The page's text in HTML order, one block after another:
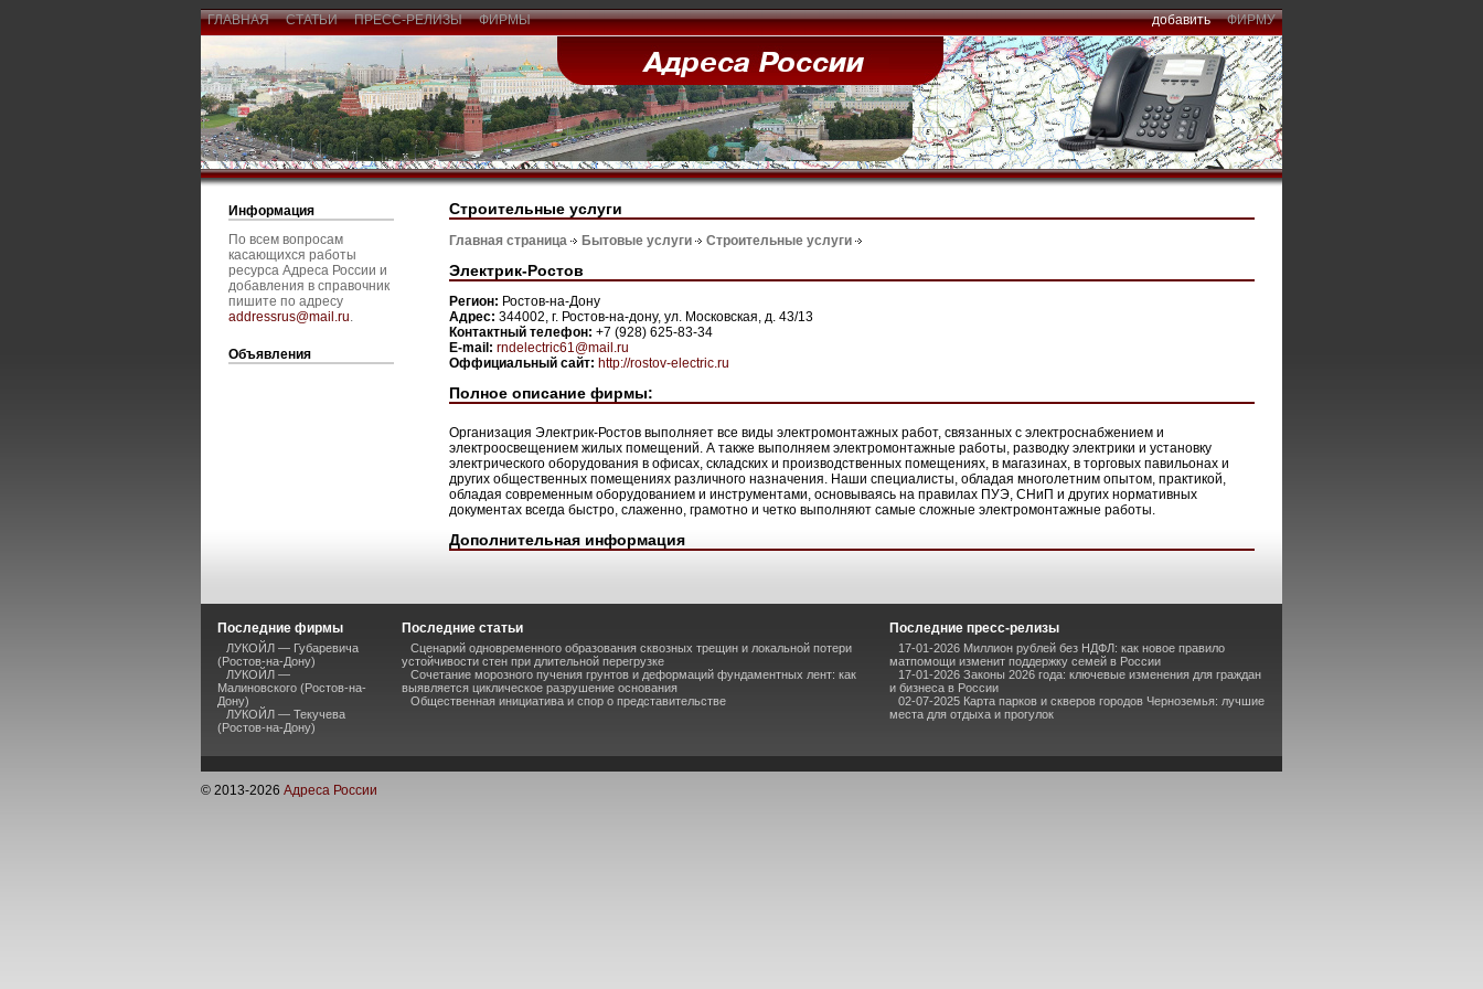
ГЛАВНАЯ СТАТЬИ ПРЕСС-РЕЛИЗЫ ФИРМЫ добавить ФИРМУ
Информация
По всем вопросам
касающихся работы
ресурса Адреса России и
добавления в справочник
пишите по адресу
addressrus@mail.ru.
Объявления
Строительные услуги
Главная страница Бытовые услуги Строительные услуги
Электрик-Ростов
Регион: Ростов-на-Дону
Адрес: 344002, г. Ростов-на-дону, ул. Московская, д. 43/13
Контактный телефон: +7 (928) 625-83-34
E-mail: rndelectric61@mail.ru
Оффициальный сайт: http://rostov-electric.ru
Полное описание фирмы:
Организация Электрик-Ростов выполняет все виды электромонтажных работ, связанных с электроснабжением и
электроосвещением жилых помещений. А также выполняем электромонтажные работы, разводку электрики и установку
электрического оборудования в офисах, складских и производственных помещениях, в магазинах, в торговых павильонах и
других общественных помещениях различного назначения. Наши специалисты, обладая многолетним опытом, практикой,
обладая современным оборудованием и инструментами, основываясь на правилах ПУЭ, СНиП и других нормативных
документах всегда быстро, слаженно, грамотно и четко выполняют самые сложные электромонтажные работы.
Дополнительная информация
Последние фирмы
ЛУКОЙЛ — Губаревича
(Ростов-на-Дону)
ЛУКОЙЛ —
Малиновского (Ростов-на-
Дону)
ЛУКОЙЛ — Текучева
(Ростов-на-Дону)
Последние статьи
Сценарий одновременного образования сквозных трещин и локальной потери
устойчивости стен при длительной перегрузке
Сочетание морозного пучения грунтов и деформаций фундаментных лент: как
выявляется циклическое разрушение основания
Общественная инициатива и спор о представительстве
Последние пресс-релизы
17-01-2026 Миллион рублей без НДФЛ: как новое правило
матпомощи изменит поддержку семей в России
17-01-2026 Законы 2026 года: ключевые изменения для граждан
и бизнеса в России
02-07-2025 Карта парков и скверов городов Черноземья: лучшие
места для отдыха и прогулок
© 2013-2026 Адреса России